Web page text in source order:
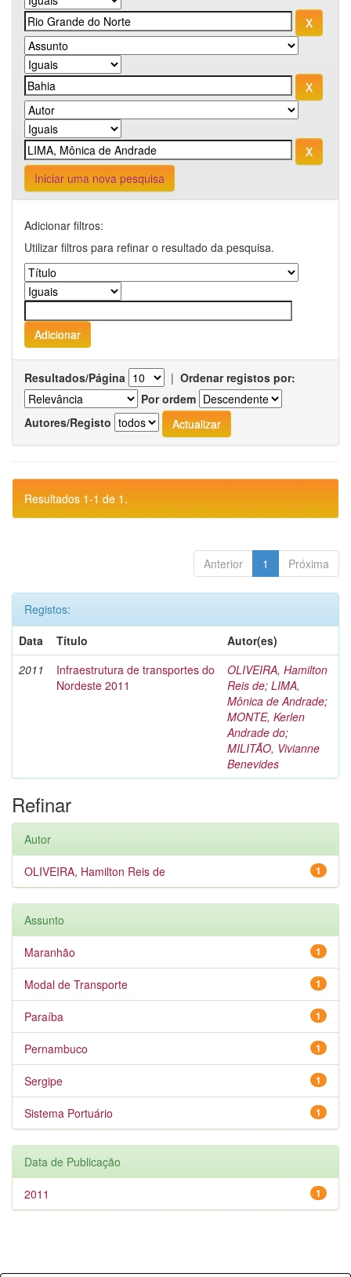
Iniciar uma nova pesquisa
Adicionar filtros:
Utilizar filtros para refinar o resultado da pesquisa.
Resultados/Página | Ordenar registos por:
Por ordem
Autores/Registo
Resultados 1-1 de 1.
Anterior 1 Próxima
Registos:
Data
Título
Autor(es)
2011
Infraestrutura de transportes do
Nordeste 2011
OLIVEIRA, Hamilton
Reis de; LIMA,
Mônica de Andrade;
MONTE, Kerlen
Andrade do;
MILITÃO, Vivianne
Benevides
Refinar
Autor
1
OLIVEIRA, Hamilton Reis de
Assunto
1
Maranhão
1
Modal de Transporte
1
Paraíba
1
Pernambuco
1
Sergipe
1
Sistema Portuário
Data de Publicação
1
2011